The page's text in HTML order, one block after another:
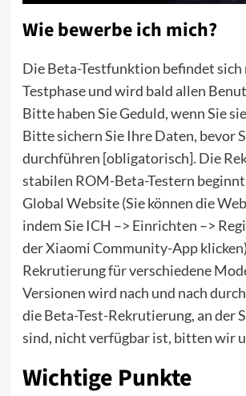
Wie bewerbe ich mich?
Die Beta-Testfunktion befindet sich
Testphase und wird bald allen
Bitte haben Sie Geduld, wenn Sie
Bitte sichern Sie Ihre Daten, bevor
durchführen [obligatorisch]. Die
stabilen ROM-Beta-Testern
Global Website (Sie können die
indem Sie ICH –> Einrichten –>
der Xiaomi Community-App
Rekrutierung für verschiedene
Versionen wird nach und nach
die Beta-Test-Rekrutierung, an der
sind, nicht verfügbar ist, bitten wir
Wichtige Punkte